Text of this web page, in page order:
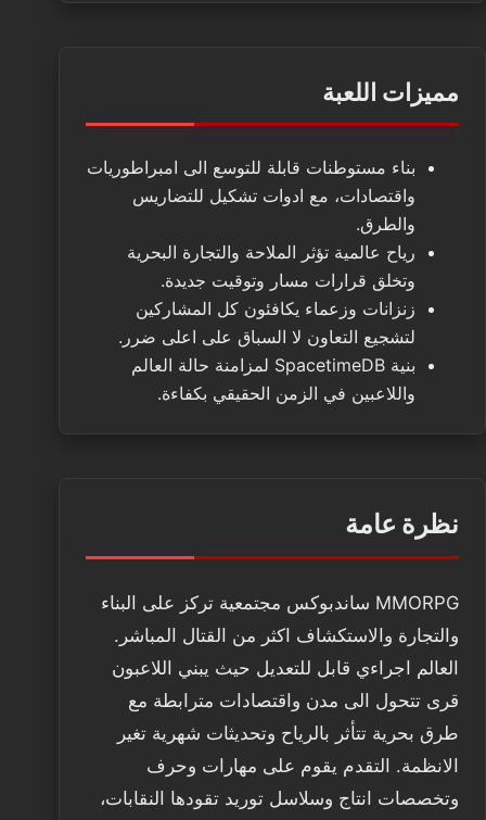
مميزات اللعبة
بناء مستوطنات قابلة للتوسع الى امبراطوريات
واقتصادات، مع ادوات تشكيل للتضاريس
والطرق.
رياح عالمية تؤثر الملاحة والتجارة البحرية
وتخلق قرارات مسار وتوقيت جديدة.
زنزانات وزعماء يكافئون كل المشاركين
لتشجيع التعاون لا السباق على اعلى ضرر.
بنية SpacetimeDB لمزامنة حالة العالم
واللاعبين في الزمن الحقيقي بكفاءة.
نظرة عامة
MMORPG ساندبوكس مجتمعية تركز على البناء
والتجارة والاستكشاف اكثر من القتال المباشر.
العالم اجراءي قابل للتعديل حيث يبني اللاعبون
قرى تتحول الى مدن واقتصادات مترابطة مع
طرق بحرية تتأثر بالرياح وتحديثات شهرية تغير
الانظمة. التقدم يقوم على مهارات وحرف
وتخصصات انتاج وسلاسل توريد تقودها النقابات،